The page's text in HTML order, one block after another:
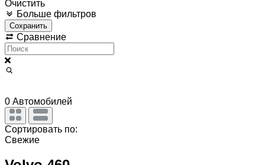
Очистить
Больше фильтров
Сохранить
Сравнение
0 Автомобилей
Сортировать по:
Свежие